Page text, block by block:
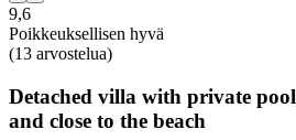
9,6
Poikkeuksellisen hyvä
(13 arvostelua)
Detached villa with private
and close to the beach